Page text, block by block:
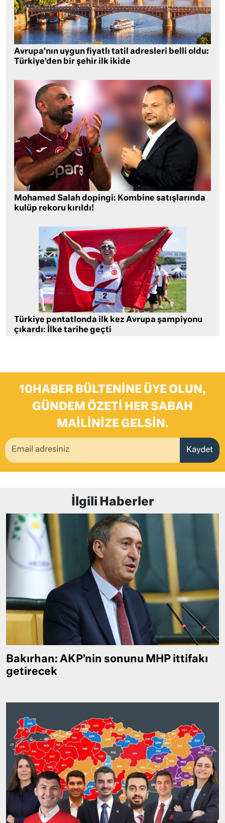
Avrupa’nın uygun fiyatlı tatil adresleri belli oldu:
Türkiye’den bir şehir ilk ikide
Mohamed Salah dopingi: Kombine satışlarında
kulüp rekoru kırıldı!
Türkiye pentatlonda ilk kez Avrupa şampiyonu
çıkardı: İlke tarihe geçti
10HABER BÜLTENINE ÜYE OLUN,
GÜNDEM ÖZETI HER SABAH
MAILINIZE GELSIN.
Kaydet
İlgili Haberler
Bakırhan: AKP’nin sonunu MHP ittifakı
getirecek